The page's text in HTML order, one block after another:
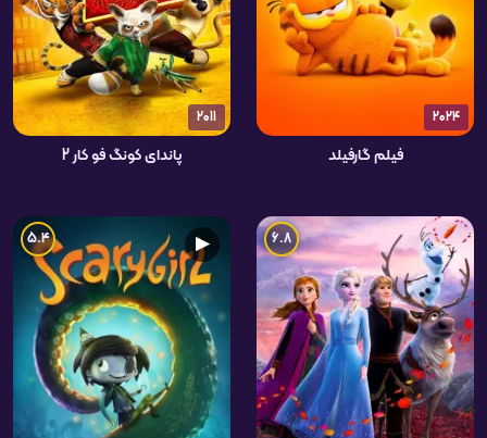
2024
فیلم گارفیلد
2011
پاندای کونگ فو کار 2
6.8
▶
5.4